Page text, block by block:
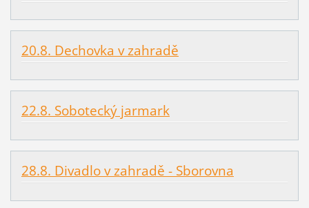
20.8. Dechovka v zahradě
22.8. Sobotecký jarmark
28.8. Divadlo v zahradě - Sborovna